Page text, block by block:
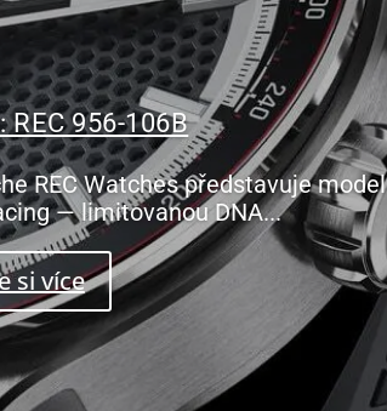
956-106B
REC Watches představuje model
— limitovanou DNA...
si více